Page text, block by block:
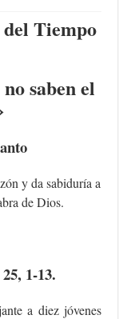
Tiempo
saben el
y da sabiduría a
de Dios.
1-13.
a diez jóvenes